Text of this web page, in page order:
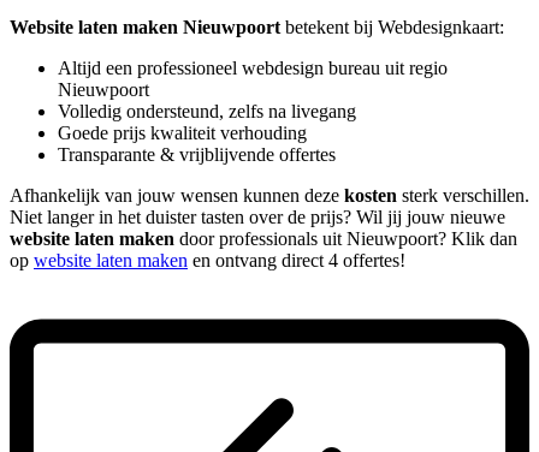
Website laten maken Nieuwpoort betekent bij Webdesignkaart:
Altijd een professioneel webdesign bureau uit regio
Nieuwpoort
Volledig ondersteund, zelfs na livegang
Goede prijs kwaliteit verhouding
Transparante & vrijblijvende offertes
Afhankelijk van jouw wensen kunnen deze kosten sterk verschillen.
Niet langer in het duister tasten over de prijs? Wil jij jouw nieuwe
website laten maken door professionals uit Nieuwpoort? Klik dan
op website laten maken en ontvang direct 4 offertes!